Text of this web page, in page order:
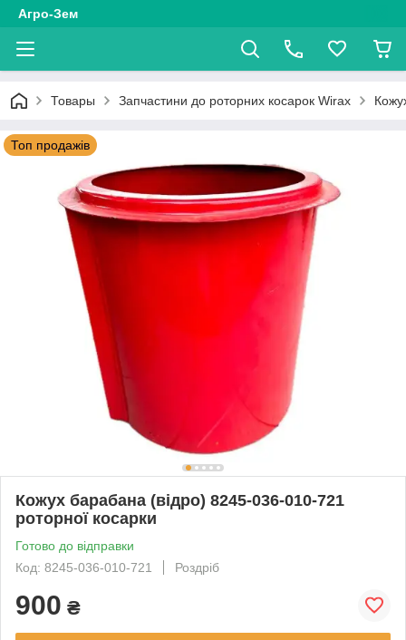
Агро-Зем
Товары Запчастини до роторних косарок Wirax
Топ продажів
Кожух барабана (відро) 8245-036-010-721
роторної косарки
Готово до відправки
Код: 8245-036-010-721
Роздріб
900 ₴